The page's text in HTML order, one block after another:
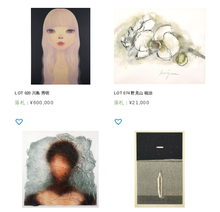
LOT 020 川島 秀明
落札 ：¥600,000
LOT 074 野見山 暁治
落札 ： ¥21,000